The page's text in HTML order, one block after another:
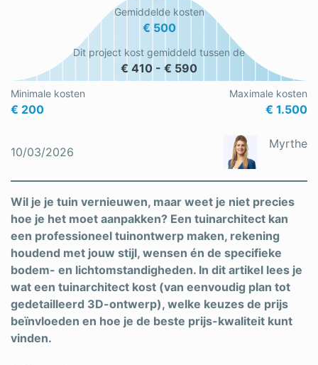
Rolluiken
Schilder
Schrijnwerker
Vloeren
Vochtbestrijding
Warmtepomp
Zonnepanelen
Zonwering
Minimale kosten
€ 200
Gemiddelde kosten
€ 500
Maximale kosten
€ 1.500
Dit project kost gemiddeld tussen de
€ 410 - € 590
10/03/2026
Myrthe
Wil je je tuin vernieuwen, maar weet je niet precies
hoe je het moet aanpakken? Een tuinarchitect kan
een professioneel tuinontwerp maken, rekening
houdend met jouw stijl, wensen én de specifieke
bodem- en lichtomstandigheden. In dit artikel lees je
wat een tuinarchitect kost (van eenvoudig plan tot
gedetailleerd 3D-ontwerp), welke keuzes de prijs
beïnvloeden en hoe je de beste prijs-kwaliteit kunt
vinden.